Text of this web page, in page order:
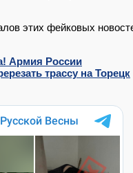
этих фейковых
Армия России
трассу на Торецк